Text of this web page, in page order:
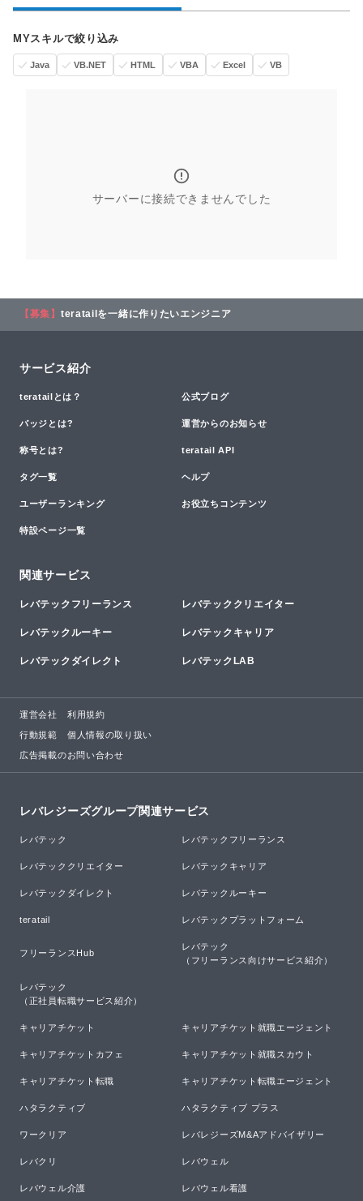
MYスキルで絞り込み
Java VB.NET HTML VBA Excel VB
サーバーに接続できませんでした
【募集】 teratailを一緒に作りたいエンジニア
サービス紹介
teratailとは？ 公式ブログ
バッジとは? 運営からのお知らせ
称号とは? teratail API
タグ一覧 ヘルプ
ユーザーランキング お役立ちコンテンツ
特設ページ一覧
関連サービス
レバテックフリーランス レバテッククリエイター
レバテックルーキー レバテックキャリア
レバテックダイレクト レバテックLAB
運営会社 利用規約
行動規範 個人情報の取り扱い
広告掲載のお問い合わせ
レバレジーズグループ関連サービス
レバテック レバテックフリーランス
レバテッククリエイター レバテックキャリア
レバテックダイレクト レバテックルーキー
teratail レバテックプラットフォーム
フリーランスHub
レバテック
（フリーランス向けサービス紹介）
レバテック
（正社員転職サービス紹介）
キャリアチケット キャリアチケット就職エージェント
キャリアチケットカフェ キャリアチケット就職スカウト
キャリアチケット転職 キャリアチケット転職エージェント
ハタラクティブ ハタラクティブ プラス
ワークリア レバレジーズM&Aアドバイザリー
レバクリ レバウェル
レバウェル介護 レバウェル看護